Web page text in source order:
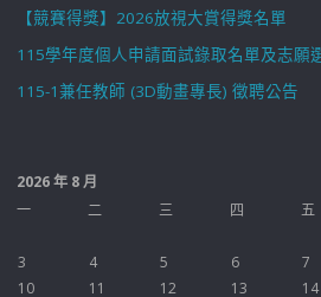
【競賽得獎】2026放視大賞得獎名單
115學年度個人申請面試錄取名單及志願
115-1兼任教師 (3D動畫專長) 徵聘公告
2026 年 8 月
一
二 三 四 五
3
4 5 6 7
10
11 12 13 14